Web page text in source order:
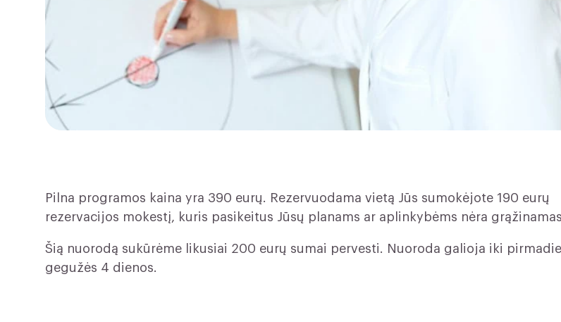
Pilna programos kaina yra 390 eurų. Rezervuodama vietą Jūs sumokėjote 190 eurų
rezervacijos mokestį, kuris pasikeitus Jūsų planams ar aplinkybėms nėra
Šią nuorodą sukūrėme likusiai 200 eurų sumai pervesti. Nuoroda galioja iki
gegužės 4 dienos.